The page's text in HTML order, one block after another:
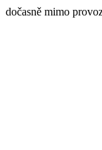
dočasně mimo